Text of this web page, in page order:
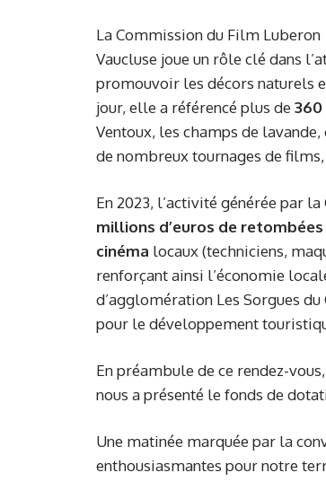
La Commission du Film Luberon
Vaucluse joue un rôle clé dans
promouvoir les décors naturels
jour, elle a référencé plus de
Ventoux, les champs de
de nombreux tournages de
En 2023, l’activité générée par
millions d’euros de
cinéma locaux (techniciens,
renforçant ainsi l’économie
d’agglomération Les Sorgues
pour le développement
En préambule de ce rendez-
nous a présenté le fonds de
Une matinée marquée par la
enthousiasmantes pour notre